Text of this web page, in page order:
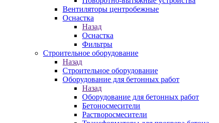
Вентиляторы центробежные
Оснастка
Назад
Оснастка
Фильтры
Строительное оборудование
Назад
Строительное оборудование
Оборудование для бетонных работ
Назад
Оборудование для бетонных работ
Бетоносмесители
Растворосмесители